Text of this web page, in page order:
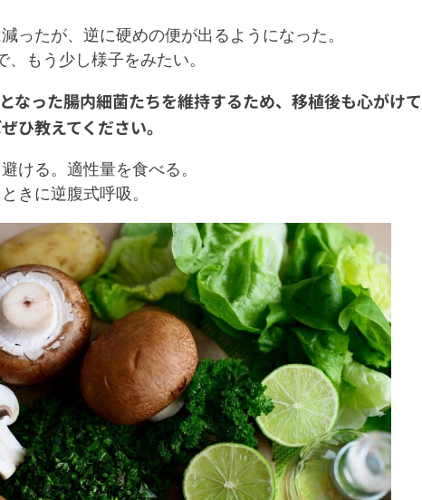
ったが、逆に硬めの便が出るようになった。
もう少し様子をみたい。
なった腸内細菌たちを維持するため、移植後も心がけて
ひ教えてください。
ける。適性量を食べる。
きに逆腹式呼吸。